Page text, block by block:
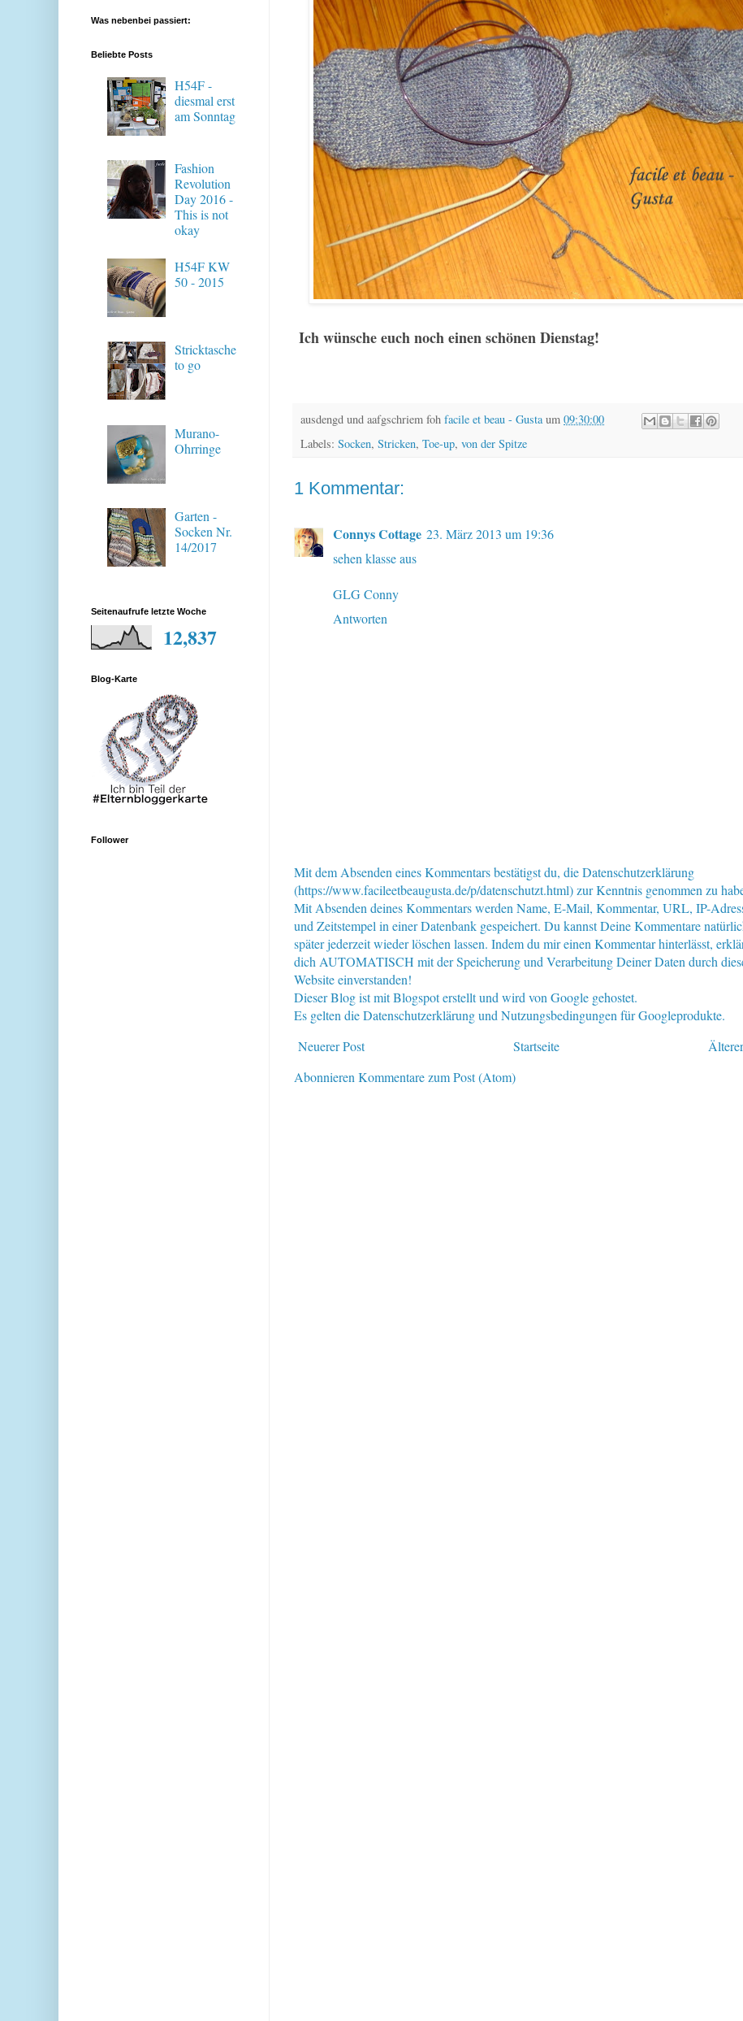
Ich wünsche euch noch einen schönenDienstag!
ausdengd und aafgschriem foh facile et beau - Gusta um 09:30:00
Labels: Socken, Stricken, Toe-up, von der Spitze
1 Kommentar:
Connys Cottage 23. März 2013 um 19:36
sehen klasse aus
GLG Conny
Antworten
Mit dem Absenden eines Kommentars bestätigst du, die Datenschutzerklärung
(https://www.facileetbeaugusta.de/p/datenschutzt.html) zur Kenntnis genommen zu
Mit Absenden deines Kommentars werden Name, E-Mail, Kommentar, URL, IP-
und Zeitstempel in einer Datenbank gespeichert. Du kannst Deine Kommentare
später jederzeit wieder löschen lassen. Indem du mir einen Kommentar hinterlässt,
dich AUTOMATISCH mit der Speicherung und Verarbeitung Deiner Daten durch
Website einverstanden!
Dieser Blog ist mit Blogspot erstellt und wird von Google gehostet.
Es gelten die Datenschutzerklärung und Nutzungsbedingungen für Googleprodukte.
Neuerer Post
Startseite
Abonnieren Kommentare zum Post (Atom)
Was nebenbei passiert:
Beliebte Posts
H54F -
diesmal erst
am Sonntag
Fashion
Revolution
Day 2016 -
This is not
okay
H54F KW
50 - 2015
Stricktasche
to go
Murano-
Ohrringe
Garten -
Socken Nr.
14/2017
Seitenaufrufe letzte Woche
12,837
Blog-Karte
Follower